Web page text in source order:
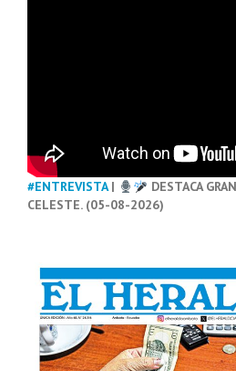
#ENTREVISTA|
DESTACA
CELESTE. (05-08-2026)